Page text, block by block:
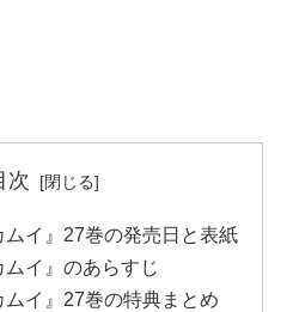
次
イ』27巻の発売日と表紙
イ』のあらすじ
イ』27巻の特典まとめ